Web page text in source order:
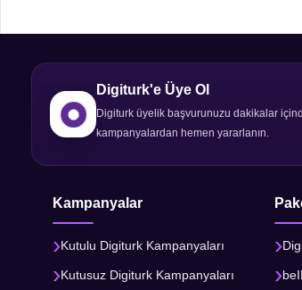
Digiturk'e Üye Ol
Digiturk üyelik başvurunuzu dakikalar
kampanyalardan hemen yararlanın.
Kampanyalar
Kutulu Digiturk Kampanyaları
Kutusuz Digiturk Kampanyaları